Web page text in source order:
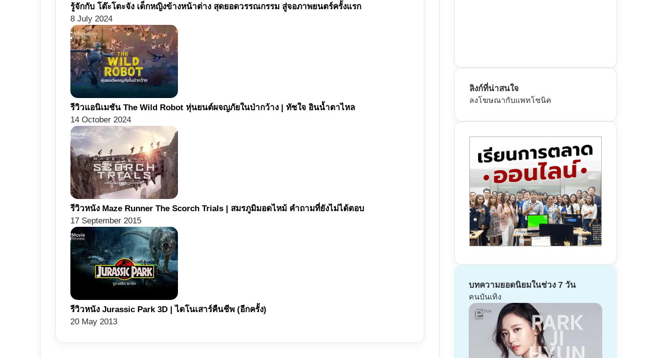
รู้จักกับ โต๊ะโตะจัง เด็กหญิงข้างหน้าต่าง สุดยอดวรรณกรรม สู่จอภาพยนตร์ครั้งแรก
8 July 2024
รีวิวแอนิเมชัน The Wild Robot หุ่นยนต์ผจญภัยในป่ากว้าง | ทัชใจ อินน้ำตาไหล
14 October 2024
รีวิวหนัง Maze Runner The Scorch Trials | สมรภูมิมอดไหม้ คำถามที่ยังไม่ได้ตอบ
17 September 2015
รีวิวหนัง Jurassic Park 3D | ไดโนเสาร์คืนชีพ (อีกครั้ง)
20 May 2013
ลิงก์ที่น่าสนใจ
ลงโฆษณากับแพทโซนิค
บทความยอดนิยมในช่วง 7 วัน
คนบันเทิง